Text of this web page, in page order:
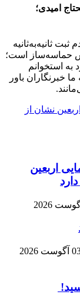
امیدی؛
ثانیه‌به‌ثانیه
حماسه‌ساز است؛
به استخوانم
خبرنگاران باور
اربعین
2026